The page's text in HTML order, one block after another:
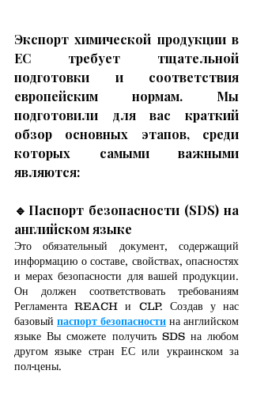
Экспорт химической продукции в
ЕС требует тщательной
подготовки и соответствия
европейским нормам. Мы
подготовили для вас краткий
обзор основных этапов, среди
которых самыми важными
являются:
🔹 Паспорт безопасности (SDS) на
английском языке
Это обязательный документ, содержащий
информацию о составе, свойствах, опасностях
и мерах безопасности для вашей продукции.
Он должен соответствовать требованиям
Регламента REACH и CLP. Создав у нас
базовый паспорт безопасности на английском
языке Вы сможете получить SDS на любом
другом языке стран ЕС или украинском за
пол-цены.